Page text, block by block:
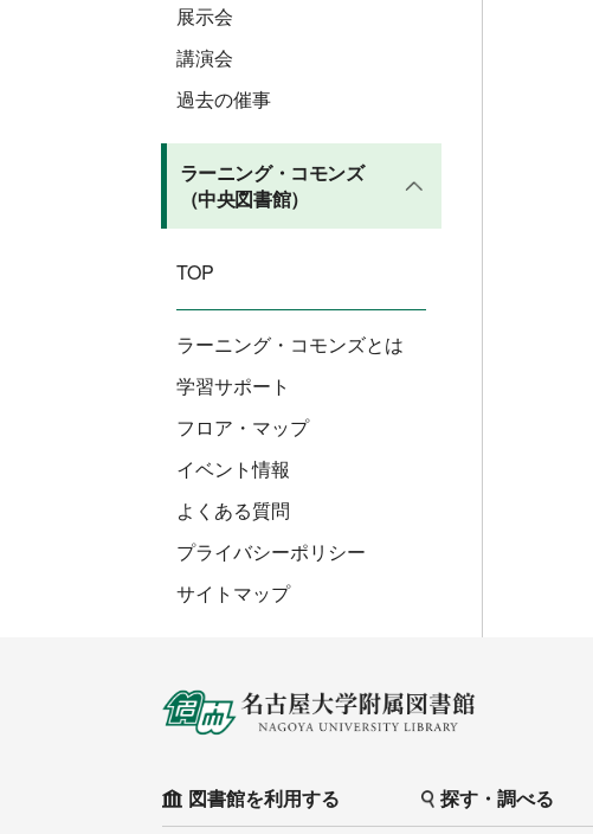
展示会
講演会
過去の催事
ラーニング・コモンズ
（中央図書館）
TOP
ラーニング・コモンズとは
学習サポート
フロア・マップ
イベント情報
よくある質問
プライバシーポリシー
サイトマップ
図書館を利用する 探す・調べる